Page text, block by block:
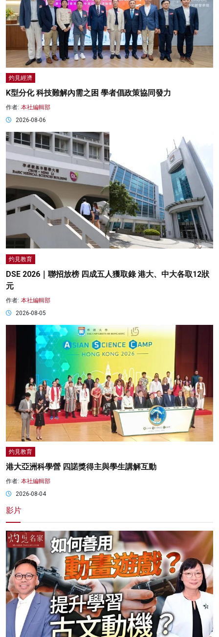
灼見經濟
K型分化 科技難解內需之困 學者倡政策協同發力
作者: 本社編輯部
2026-08-06
灼見教育
DSE 2026｜聯招放榜 四成五人獲取錄 港大、中大各取12狀
元
作者: 本社編輯部
2026-08-05
灼見教育
港大亞洲科學營 四諾獎得主與學生講解互動
作者: 本社編輯部
2026-08-04
影片